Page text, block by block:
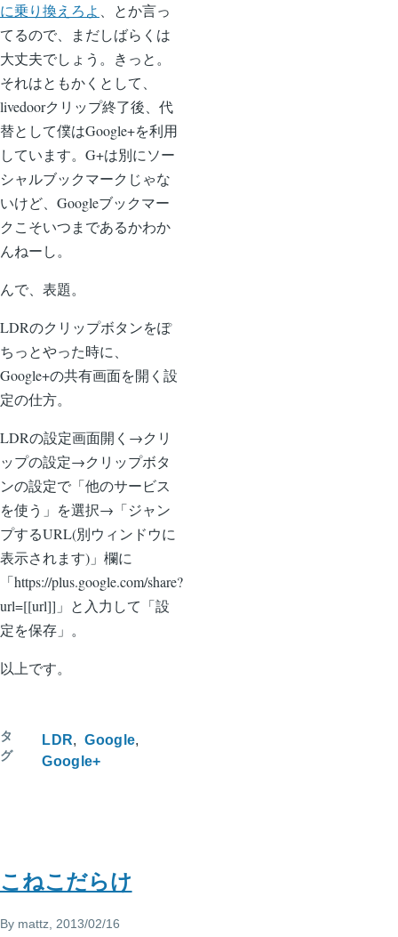
に乗り換えろよ 、とか言っ
てるので、まだしばらくは
大丈夫でしょう。きっと。
それはともかくとして、
livedoorクリップ終了後、代
替として僕はGoogle+を利用
しています。G+は別にソー
シャルブックマークじゃな
いけど、Googleブックマー
クこそいつまであるかわか
んねーし。
んで、表題。
LDRのクリップボタンをぽ
ちっとやった時に、
Google+の共有画面を開く設
定の仕方。
LDRの設定画面開く→クリ
ップの設定→クリップボタ
ンの設定で「他のサービス
を使う」を選択→「ジャン
プするURL(別ウィンドウに
表示されます)」欄に
「https://plus.google.com/share?
url=[[url]]」と入力して「設
定を保存」。
以上です。
タ
グ
LDR
Google
Google+
こねこだらけ
By mattz , 2013/02/16